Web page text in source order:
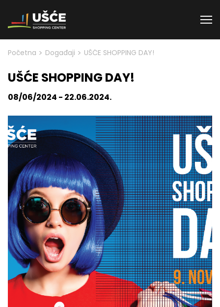
Skip to content
Početna > Događaji > UŠĆE SHOPPING DAY!
UŠĆE SHOPPING DAY!
08/06/2024 - 22.06.2024.